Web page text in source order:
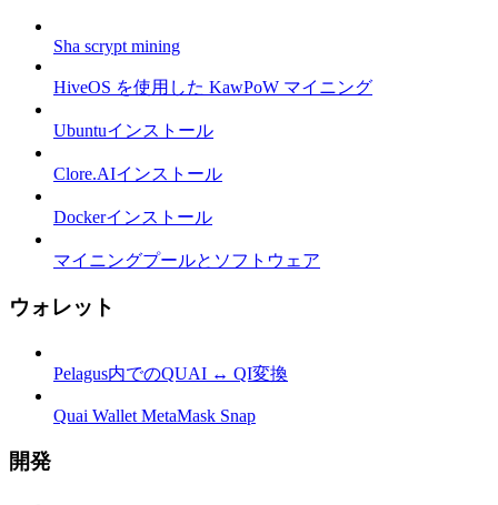
Sha scrypt mining
HiveOS を使用した KawPoW マイニング
Ubuntuインストール
Clore.AIインストール
Dockerインストール
マイニングプールとソフトウェア
ウォレット
Pelagus内でのQUAI ↔ QI変換
Quai Wallet MetaMask Snap
開発